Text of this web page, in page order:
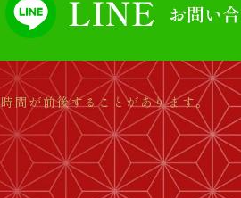
間が前後することがあります。